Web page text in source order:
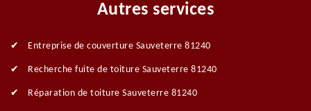
Autres services
Entreprise de couverture Sauveterre 81240
Recherche fuite de toiture Sauveterre 81240
Réparation de toiture Sauveterre 81240